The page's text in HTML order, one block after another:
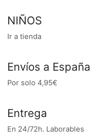
NIÑOS
Ir a tienda
Envíos a España
Por solo 4,95€
Entrega
En 24/72h. Laborables